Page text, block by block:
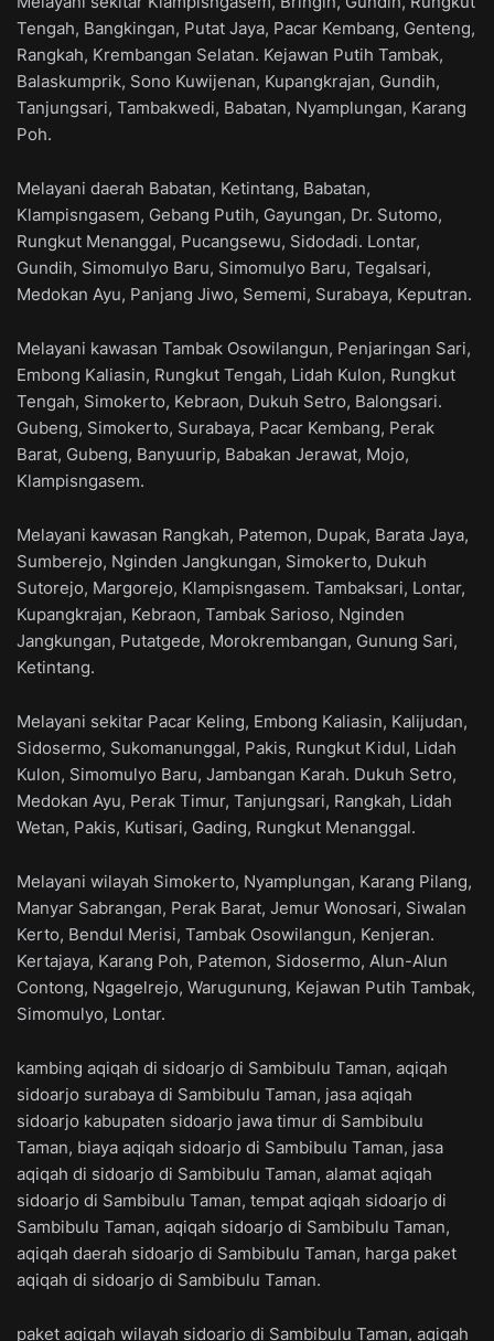
Tengah, Bangkingan, Putat Jaya, Pacar Kembang, Genteng,
Rangkah, Krembangan Selatan. Kejawan Putih Tambak,
Balaskumprik, Sono Kuwijenan, Kupangkrajan, Gundih,
Tanjungsari, Tambakwedi, Babatan, Nyamplungan, Karang
Poh.
Melayani daerah Babatan, Ketintang, Babatan,
Klampisngasem, Gebang Putih, Gayungan, Dr. Sutomo,
Rungkut Menanggal, Pucangsewu, Sidodadi. Lontar,
Gundih, Simomulyo Baru, Simomulyo Baru, Tegalsari,
Medokan Ayu, Panjang Jiwo, Sememi, Surabaya, Keputran.
Melayani kawasan Tambak Osowilangun, Penjaringan Sari,
Embong Kaliasin, Rungkut Tengah, Lidah Kulon, Rungkut
Tengah, Simokerto, Kebraon, Dukuh Setro, Balongsari.
Gubeng, Simokerto, Surabaya, Pacar Kembang, Perak
Barat, Gubeng, Banyuurip, Babakan Jerawat, Mojo,
Klampisngasem.
Melayani kawasan Rangkah, Patemon, Dupak, Barata Jaya,
Sumberejo, Nginden Jangkungan, Simokerto, Dukuh
Sutorejo, Margorejo, Klampisngasem. Tambaksari, Lontar,
Kupangkrajan, Kebraon, Tambak Sarioso, Nginden
Jangkungan, Putatgede, Morokrembangan, Gunung Sari,
Ketintang.
Melayani sekitar Pacar Keling, Embong Kaliasin, Kalijudan,
Sidosermo, Sukomanunggal, Pakis, Rungkut Kidul, Lidah
Kulon, Simomulyo Baru, Jambangan Karah. Dukuh Setro,
Medokan Ayu, Perak Timur, Tanjungsari, Rangkah, Lidah
Wetan, Pakis, Kutisari, Gading, Rungkut Menanggal.
Melayani wilayah Simokerto, Nyamplungan, Karang Pilang,
Manyar Sabrangan, Perak Barat, Jemur Wonosari, Siwalan
Kerto, Bendul Merisi, Tambak Osowilangun, Kenjeran.
Kertajaya, Karang Poh, Patemon, Sidosermo, Alun-Alun
Contong, Ngagelrejo, Warugunung, Kejawan Putih Tambak,
Simomulyo, Lontar.
kambing aqiqah di sidoarjo di Sambibulu Taman, aqiqah
sidoarjo surabaya di Sambibulu Taman, jasa aqiqah
sidoarjo kabupaten sidoarjo jawa timur di Sambibulu
Taman, biaya aqiqah sidoarjo di Sambibulu Taman, jasa
aqiqah di sidoarjo di Sambibulu Taman, alamat aqiqah
sidoarjo di Sambibulu Taman, tempat aqiqah sidoarjo di
Sambibulu Taman, aqiqah sidoarjo di Sambibulu Taman,
aqiqah daerah sidoarjo di Sambibulu Taman, harga paket
aqiqah di sidoarjo di Sambibulu Taman.
paket aqiqah wilayah sidoarjo di Sambibulu Taman, aqiqah